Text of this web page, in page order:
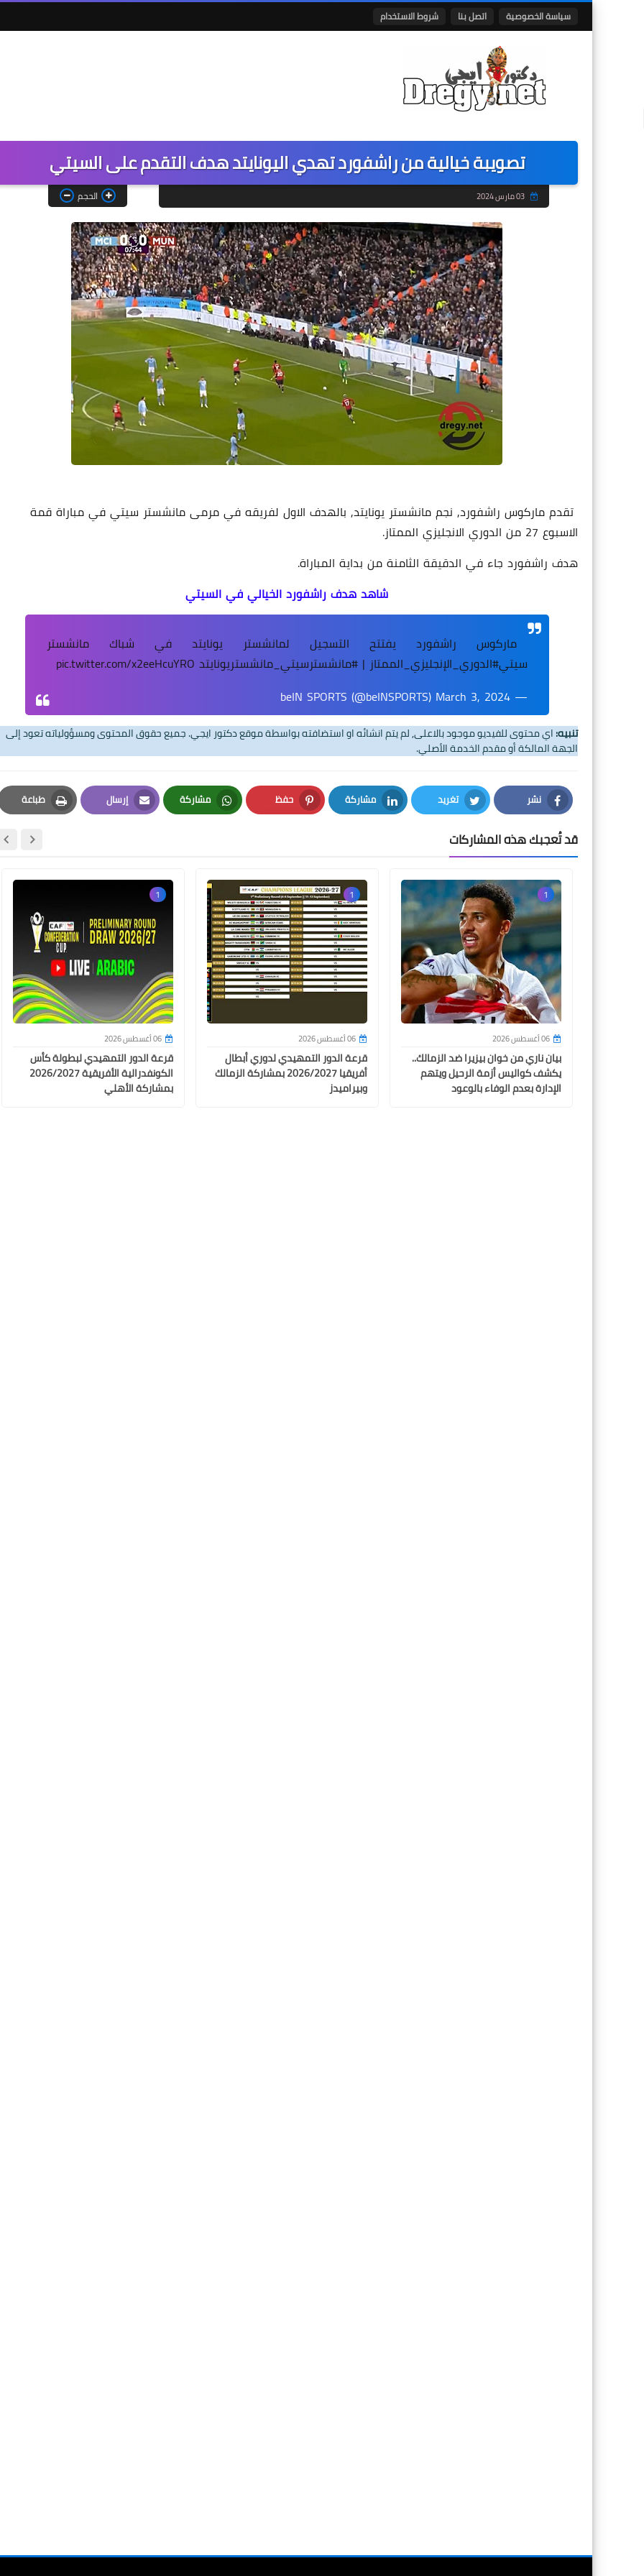
سياسة الخصوصية اتصل بنا شروط الاستخدام
تصويبة خيالية من راشفورد تهدي اليونايتد هدف التقدم على السيتي
03 مارس 2024 الحجم
تقدم ماركوس راشفورد, نجم مانشستر يونايتد, بالهدف الاول لفريقه في مرمى مانشستر سيتي في مباراة قمة
الاسبوع 27 من الدوري الانجليزي الممتاز.
هدف راشفورد جاء في الدقيقة الثامنة من بداية المباراة.
شاهد هدف راشفورد الخيالي في السيتي
ماركوس راشفورد يفتتح التسجيل لمانشستر يونايتد في شباك مانشستر
سيتي#الدوري_الإنجليزي_الممتاز |#مانشسترسيتي_مانشستريونايتد pic.twitter.com/x2eeHcuYRO
— beIN SPORTS (@beINSPORTS)
March 3, 2024
تنبيه:اي محتوى للفيديو موجود بالاعلى, لم يتم انشائه او استضافته بواسطة موقع دكتور ايجي. جميع حقوق المحتوى ومسؤولياته تعود إلى
الجهة المالكة أو مقدم الخدمة الأصلي.
نشر
Facebook
تغريد
Twitter
مشاركة
LinkedIn
حفظ
Pinterest
مشاركة
Whatsapp
إرسال
Email
طباعة
Print
قد تُعجبك هذه المشاركات
1
06 أغسطس 2026
بيان ناري من خوان بيزيرا ضد الزمالك..
يكشف كواليس أزمة الرحيل ويتهم
الإدارة بعدم الوفاء بالوعود
1
06 أغسطس 2026
قرعة الدور التمهيدي لدوري أبطال
أفريقيا 2026/2027 بمشاركة الزمالك
وبيراميدز
1
06 أغسطس 2026
قرعة الدور التمهيدي لبطولة كأس
الكونفدرالية الأفريقية 2026/2027
بمشاركة الأهلي
04 يونيو 2026
06 يونيو 2026